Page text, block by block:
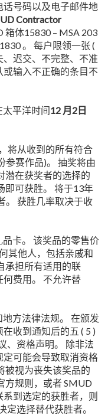
话号码以及电子邮件地
Contractor
箱体15830 – MSA 203
。 每户限领一张 (
、迟交、不完整、不准
输入不正确的条目不
平洋时间12 月2日
将从收到的所有符合
参赛作品)。 抽奖将由
潜在获奖者的选择的
即可获胜。 将于13年
。 获胜几率取决于收
卡。 该奖品的零售价
其他人，包括亲戚和
承担所有适用的联
费用。 不允许替
方法律法规。 在颁发
收到通知后的五 ( 5 )
、资格声明。 除非法
可能会导致取消资格
被视为丧失该奖品的
方规则，或者 SMUD
到选定的获胜者，则
定选择替代获胜者。